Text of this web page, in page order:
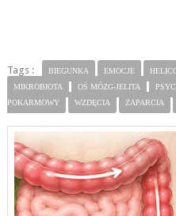
Tags : BIEGUNKA EMOCJE
MIKROBIOTA
OŚ MÓZG-JELITA
POKARMOWY
WZDĘCIA ZAPARCIA